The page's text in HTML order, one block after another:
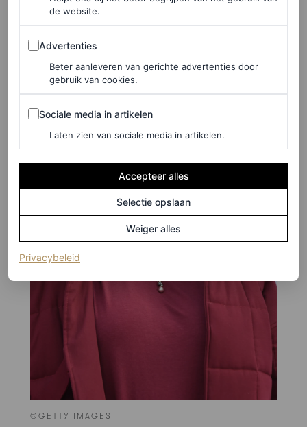
donkere chocoladetint. Ze koos ook voor een lange pony.
©GETTY IMAGES
de website.
Advertenties
Advertenties
Beter aanleveren van gerichte advertenties door
gebruik van cookies.
Sociale media in artikelen
Sociale media in artikelen
Laten zien van sociale media in artikelen.
Accepteer alles
Selectie opslaan
Weiger alles
Privacybeleid